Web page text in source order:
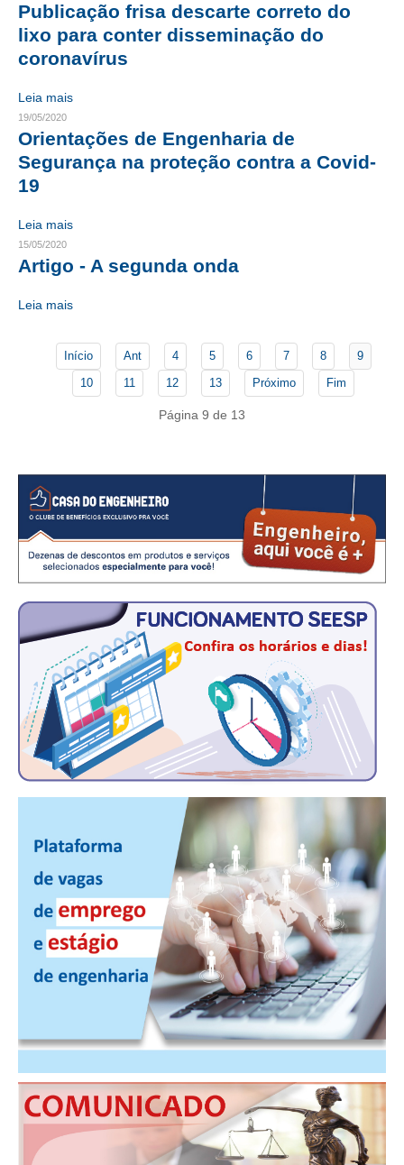
CONTATO
SEESP EDUCAÇÃO
PLATAFORMAS GRATUITAS
BENEFÍCIOS
APOSENTADORIA
SEESPPREV
COMUNICAÇÃO
PALAVRA DO MURILO
NOTÍCIAS
JORNAL DO ENGENHEIRO
AGENDA
SEESP NOTÍCIAS
NOTÍCIAS NO WHATSAPP
FOTOS
PUBLICIDADE
MANUAL DE REDAÇÃO
RELEASES
CONTATO
NÚCLEO JOVEM
Publicação frisa descarte correto do
lixo para conter disseminação do
coronavírus
Leia mais
19/05/2020
Orientações de Engenharia de
Segurança na proteção contra a Covid-
19
Leia mais
15/05/2020
Artigo - A segunda onda
Leia mais
Início Ant 4 5 6 7 8
9
10
11 12 13 Próximo Fim
Página 9 de 13